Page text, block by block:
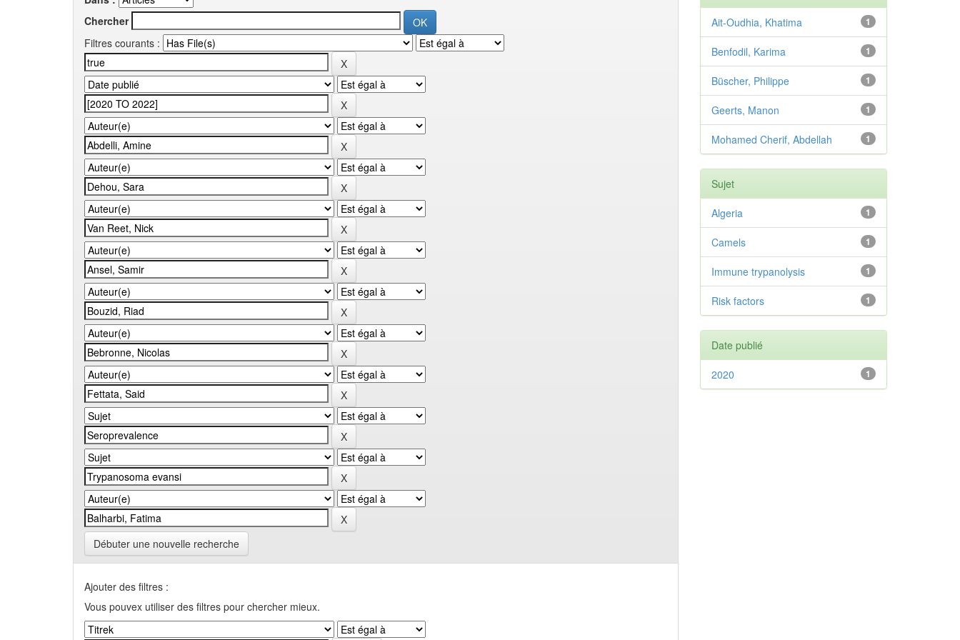
Chercher
Filtres courants :
Débuter une nouvelle recherche
Ajouter des filtres :
Vous pouvex utiliser des filtres pour chercher mieux.
1
Ait-Oudhia, Khatima
1
Benfodil, Karima
1
Büscher, Philippe
1
Geerts, Manon
1
Mohamed Cherif, Abdellah
Sujet
1
Algeria
1
Camels
1
Immune trypanolysis
1
Risk factors
Date publié
1
2020